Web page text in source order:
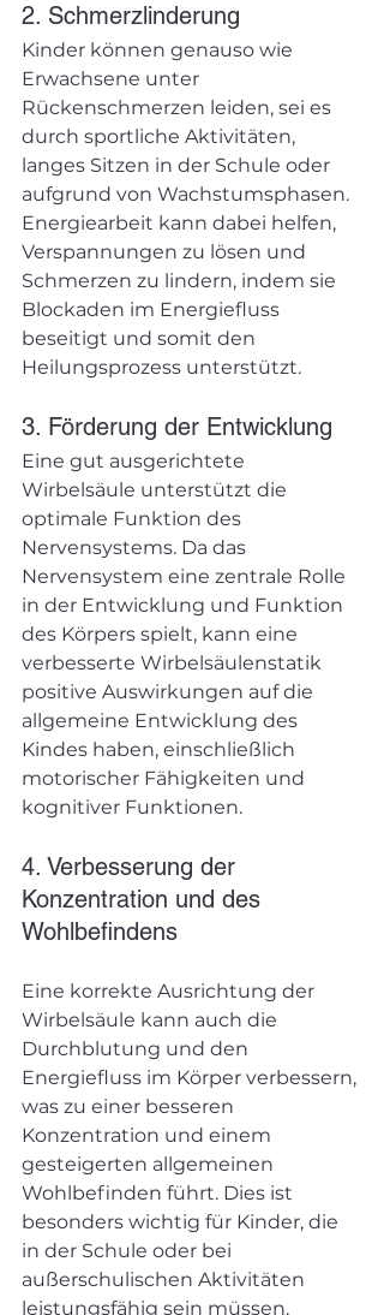
2. Schmerzlinderung
Kinder können genauso wie
Erwachsene unter
Rückenschmerzen leiden, sei es
durch sportliche Aktivitäten,
langes Sitzen in der Schule oder
aufgrund von Wachstumsphasen.
Energiearbeit kann dabei helfen,
Verspannungen zu lösen und
Schmerzen zu lindern, indem sie
Blockaden im Energiefluss
beseitigt und somit den
Heilungsprozess unterstützt.
3. Förderung der Entwicklung
Eine gut ausgerichtete
Wirbelsäule unterstützt die
optimale Funktion des
Nervensystems. Da das
Nervensystem eine zentrale Rolle
in der Entwicklung und Funktion
des Körpers spielt, kann eine
verbesserte Wirbelsäulenstatik
positive Auswirkungen auf die
allgemeine Entwicklung des
Kindes haben, einschließlich
motorischer Fähigkeiten und
kognitiver Funktionen.
4. Verbesserung der
Konzentration und des
Wohlbefindens
Eine korrekte Ausrichtung der
Wirbelsäule kann auch die
Durchblutung und den
Energiefluss im Körper verbessern,
was zu einer besseren
Konzentration und einem
gesteigerten allgemeinen
Wohlbefinden führt. Dies ist
besonders wichtig für Kinder, die
in der Schule oder bei
außerschulischen Aktivitäten
leistungsfähig sein müssen.